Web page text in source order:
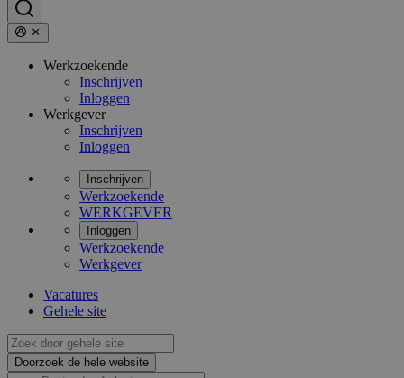
Werkzoekende
Inschrijven
Inloggen
Werkgever
Inschrijven
Inloggen
Inschrijven
Werkzoekende
WERKGEVER
Inloggen
Werkzoekende
Werkgever
Vacatures
Gehele site